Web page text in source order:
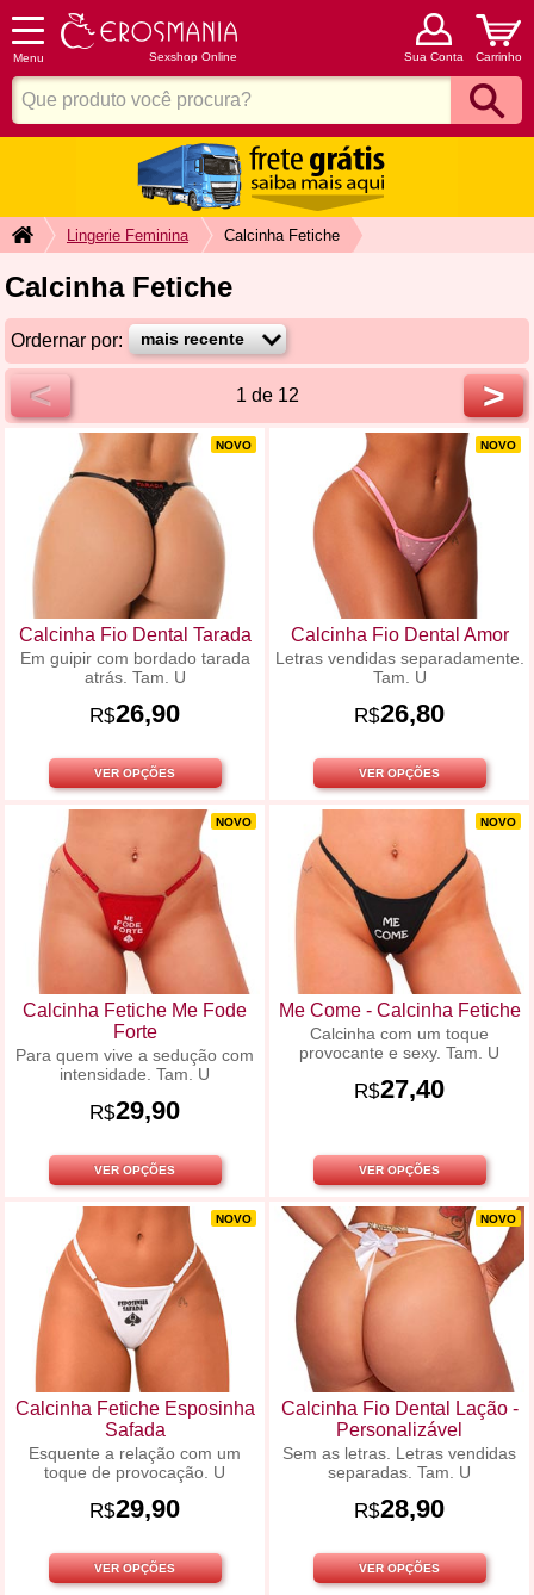
Menu Sexshop Online Sua Conta Carrinho
Lingerie Feminina Calcinha Fetiche
Calcinha Fetiche
Ordernar por:
< 1 de 12 >
NOVO
Calcinha Fio Dental Tarada
Em guipir com bordado tarada
atrás. Tam. U
R$26,90
VER OPÇÕES
NOVO
Calcinha Fio Dental Amor
Letras vendidas separadamente.
Tam. U
R$26,80
VER OPÇÕES
NOVO
Calcinha Fetiche Me Fode
Forte
Para quem vive a sedução com
intensidade. Tam. U
R$29,90
VER OPÇÕES
NOVO
Me Come - Calcinha Fetiche
Calcinha com um toque
provocante e sexy. Tam. U
R$27,40
VER OPÇÕES
NOVO
Calcinha Fetiche Esposinha
Safada
Esquente a relação com um
toque de provocação. U
R$29,90
VER OPÇÕES
NOVO
Calcinha Fio Dental Lação -
Personalizável
Sem as letras. Letras vendidas
separadas. Tam. U
R$28,90
VER OPÇÕES